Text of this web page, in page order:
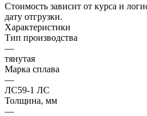
Стоимость зависит от курса и
дату отгрузки.
Характеристики
Тип производства
—
тянутая
Марка сплава
—
ЛС59-1 ЛС
Толщина, мм
—